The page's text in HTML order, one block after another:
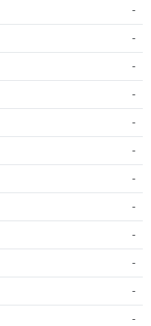
-
-
-
-
-
-
-
-
-
-
-
-